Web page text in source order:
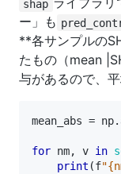
shap
ー」も
**各サンプルの
たもの（mean
与があるので、
mean_abs = np.
for nm, v in
print (f